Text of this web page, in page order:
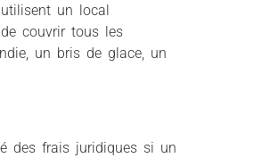
un local
couvrir tous les
un bris de glace, un
des frais juridiques si un